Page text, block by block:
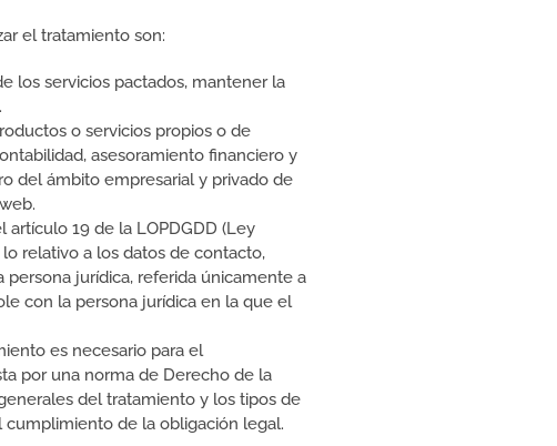
el tratamiento son:
los servicios pactados, mantener la
o servicios propios o de
asesoramiento financiero y
del ámbito empresarial y privado de
artículo 19 de la LOPDGDD (Ley
relativo a los datos de contacto,
jurídica, referida únicamente a
con la persona jurídica en la que el
es necesario para el
por una norma de Derecho de la
del tratamiento y los tipos de
de la obligación legal.